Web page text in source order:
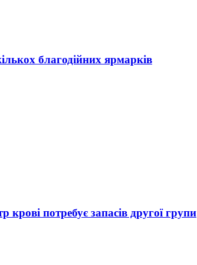
благодійних ярмарків
потребує запасів другої групи